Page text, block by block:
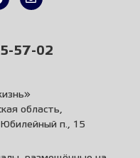
57-02
область,
Юбилейный п., 15